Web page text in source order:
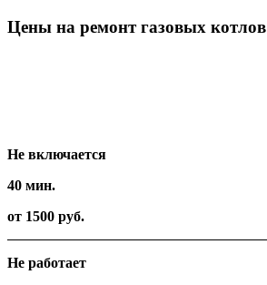
Цены на ремонт газовых котлов
Не включается
40 мин.
от 1500 руб.
Не работает